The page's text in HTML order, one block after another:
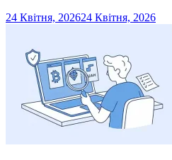
24 Квітня, 202624 Квітня, 2026